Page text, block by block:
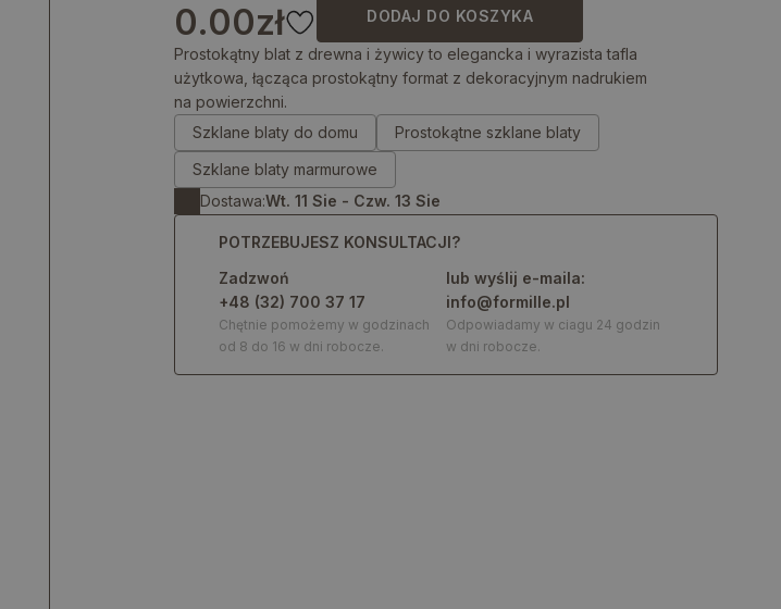
0.00zł DODAJ DO KOSZYKA
Prostokątny blat z drewna i żywicy to elegancka i wyrazista tafla
użytkowa, łącząca prostokątny format z dekoracyjnym nadrukiem
na powierzchni.
Szklane blaty do domu
Prostokątne szklane blaty
Szklane blaty marmurowe
Dostawa:Wt. 11 Sie - Czw. 13 Sie
POTRZEBUJESZ KONSULTACJI?
Zadzwoń
+48 (32) 700 37 17
Chętnie pomożemy w godzinach
od 8 do 16 w dni robocze.
lub wyślij e-maila:
info@formille.pl
Odpowiadamy w ciagu 24 godzin
w dni robocze.